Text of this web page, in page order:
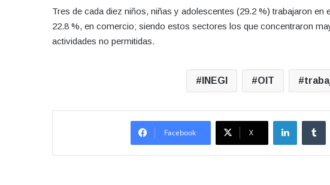
Tres de cada diez niños, niñas y adolescentes (29.2 %) trabajaron
22.8 %, en comercio; siendo estos sectores los que concentraron
actividades no permitidas.
INEGI OIT
Facebook X
LinkedIn